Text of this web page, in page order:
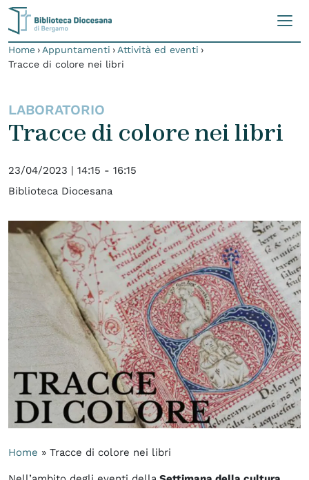
Skip to content
Home › Appuntamenti › Attività ed eventi ›
Tracce di colore nei libri
LABORATORIO
Tracce di colore nei libri
23/04/2023 | 14:15 - 16:15
Biblioteca Diocesana
Home » Tracce di colore nei libri